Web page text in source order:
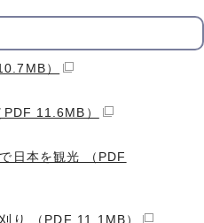
）
11.6MB）
日本を観光 （PDF
り （PDF 11.1MB）